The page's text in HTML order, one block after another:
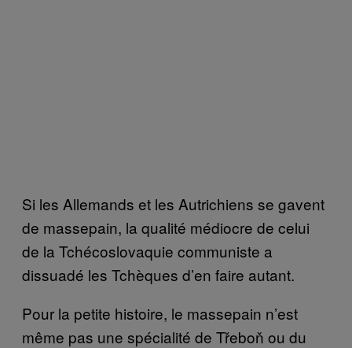
Si les Allemands et les Autrichiens se gavent
de massepain, la qualité médiocre de celui
de la Tchécoslovaquie communiste a
dissuadé les Tchèques d’en faire autant.
Pour la petite histoire, le massepain n’est
même pas une spécialité de Třeboň ou du